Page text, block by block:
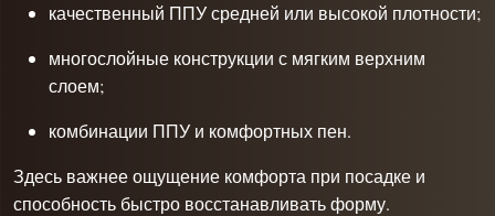
качественный ППУ средней или высокой плотности;
многослойные конструкции с мягким верхним
слоем;
комбинации ППУ и комфортных пен.
Здесь важнее ощущение комфорта при посадке и
способность быстро восстанавливать форму.